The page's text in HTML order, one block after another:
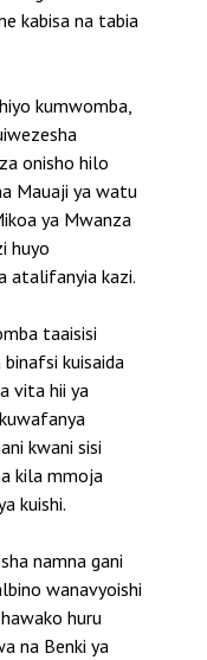
kabisa na tabia
kumwomba,
onisho hilo
Mauaji ya watu
ya Mwanza
huyo
atalifanyia kazi.
taaisisi
kuisaida
vita hii ya
kwani sisi
kila mmoja
kuishi.
namna gani
wanavyoishi
huru
na Benki ya